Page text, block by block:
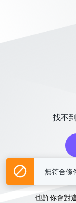
找不
也許你會對
無符合條